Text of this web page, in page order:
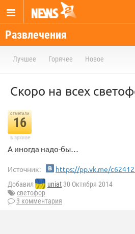
Развлечения
Лучшее Горячее Новое
Скоро на всех
отметили
16
в архиве
А иногда надо-бы…
Источник: https://pp.vk.me/
Добавил uniat 30 Октября 2014
светофор
3 комментария